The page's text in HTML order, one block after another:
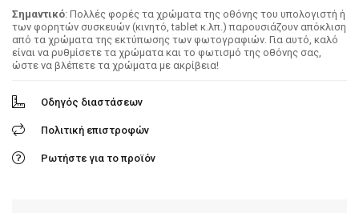
Σημαντικό: Πολλές φορές τα χρώματα της οθόνης του υπολογιστή ή
των φορητών συσκευών (κινητό, tablet κ.λπ.) παρουσιάζουν απόκλιση
από τα χρώματα της εκτύπωσης των φωτογραφιών. Για αυτό, καλό
είναι να ρυθμίσετε τα χρώματα και το φωτισμό της οθόνης σας,
ώστε να βλέπετε τα χρώματα με ακρίβεια!
Οδηγός διαστάσεων
Πολιτική επιστροφών
Ρωτήστε για το προϊόν